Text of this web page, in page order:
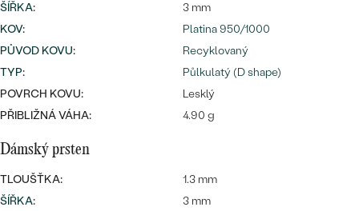
ŠÍŘKA:
3 mm
KOV:
Platina 950/1000
PŮVOD KOVU:
Recyklovaný
TYP:
Půlkulatý (D shape)
POVRCH KOVU:
Lesklý
PŘIBLIŽNÁ VÁHA:
4.90 g
Dámský prsten
TLOUŠŤKA:
1.3 mm
ŠÍŘKA:
3 mm